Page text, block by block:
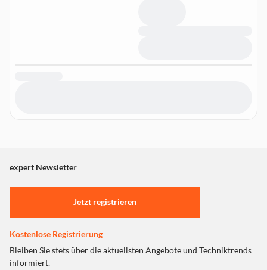
expert Newsletter
Jetzt registrieren
Kostenlose Registrierung
Bleiben Sie stets über die aktuellsten Angebote und Techniktrends
informiert.